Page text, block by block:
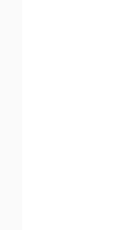
within
for